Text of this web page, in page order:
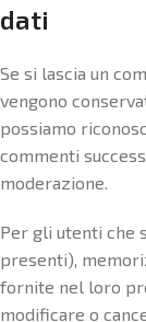
dati
Se si lascia un
vengono
possiamo
commenti
moderazione.
Per gli utenti che
presenti),
fornite nel loro
modificare o